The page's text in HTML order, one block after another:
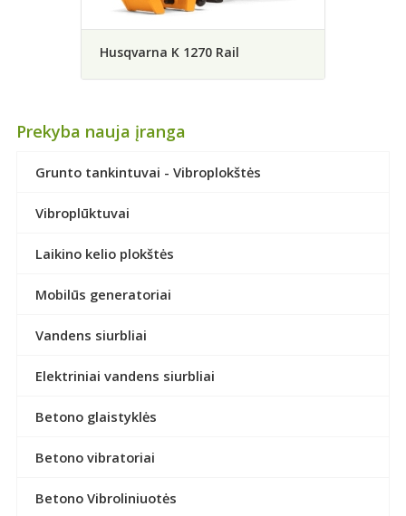
Husqvarna K 1270 Rail
Prekyba nauja įranga
Grunto tankintuvai - Vibroplokštės
Vibroplūktuvai
Laikino kelio plokštės
Mobilūs generatoriai
Vandens siurbliai
Elektriniai vandens siurbliai
Betono glaistyklės
Betono vibratoriai
Betono Vibroliniuotės